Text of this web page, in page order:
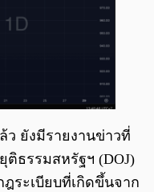
ว ยังมีรายงานข่าวที่
ติธรรมสหรัฐฯ (DOJ)
ระเบียบที่เกิดขึ้นจาก